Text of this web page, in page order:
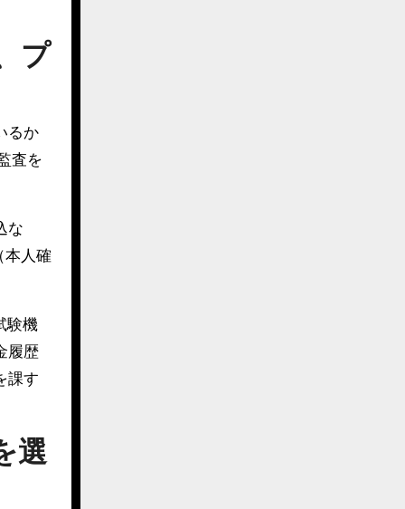
プ
るか
査を
な
本人確
験機
履歴
課す
選